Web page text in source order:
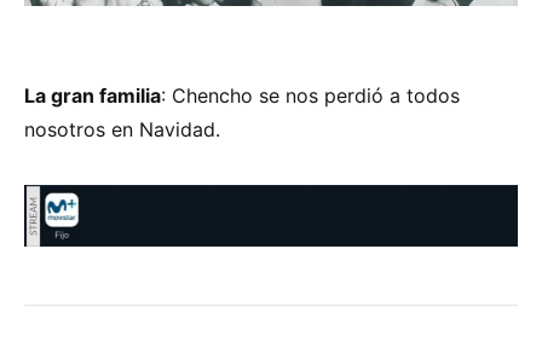
La gran familia: Chencho se nos perdió a todos
nosotros en Navidad.